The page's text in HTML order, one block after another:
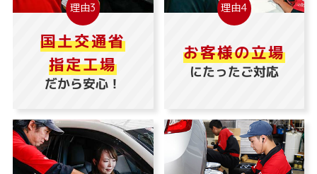
理由3
国土交通省
指定工場
だから安心！
理由4
お客様の立場
にたったご対応